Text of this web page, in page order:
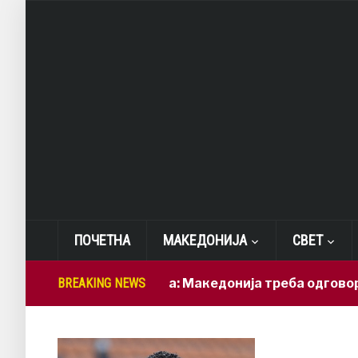
ПОЧЕТНА МАКЕДОНИЈА СВЕТ
BREAKING NEWS
Лепиткова: Македонија треба одговорно да